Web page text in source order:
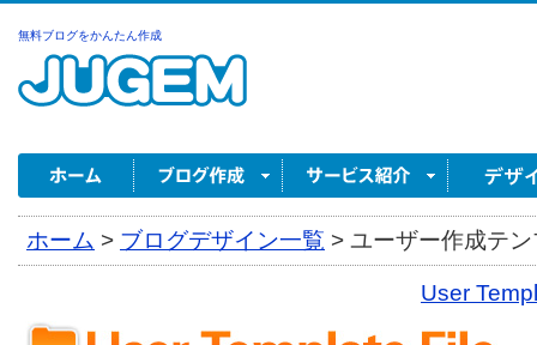
無料ブログをかんたん作成
ホーム > ブログデザイン一覧 > ユーザー作成テ
User